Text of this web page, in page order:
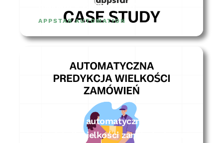
mailami – CASE STUDY
APPSTAR AUTOMATION
System do automatycznej
predykcji wielkości zamówienia na